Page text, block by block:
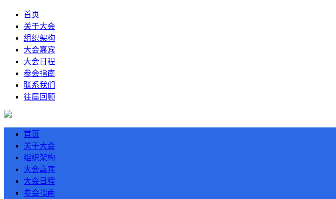
首页
关于大会
组织架构
大会嘉宾
大会日程
参会指南
联系我们
往届回顾
首页
关于大会
组织架构
大会嘉宾
大会日程
参会指南